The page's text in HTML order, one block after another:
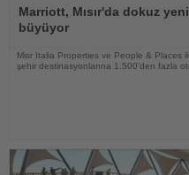
Oku
Marriott, Mısır'da dokuz
büyüyor
Misr Italia Properties ve People & Places
şehir destinasyonlarına 1.500'den fazla